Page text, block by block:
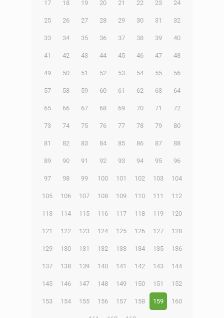
17 18 19 20 21 22 23 24
25 26 27 28 29 30 31 32
33 34 35 36 37 38 39 40
41 42 43 44 45 46 47 48
49 50 51 52 53 54 55 56
57 58 59 60 61 62 63 64
65 66 67 68 69 70 71 72
73 74 75 76 77 78 79 80
81 82 83 84 85 86 87 88
89 90 91 92 93 94 95 96
97 98 99 100 101 102 103 104
105 106 107 108 109 110 111 112
113 114 115 116 117 118 119 120
121 122 123 124 125 126 127 128
129 130 131 132 133 134 135 136
137 138 139 140 141 142 143 144
145 146 147 148 149 150 151 152
153 154 155 156 157 158 159 160